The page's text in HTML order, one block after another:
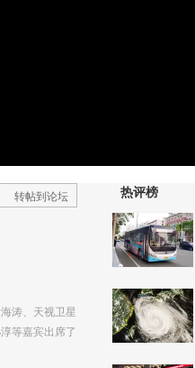
转帖到论坛
涛、天视卫星
等嘉宾出席了
热评榜